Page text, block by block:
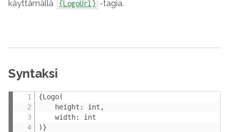
käyttämällä
{LogoUrl} -tagia.
Syntaksi
{Logo(
    height: int,
    width: int
)}